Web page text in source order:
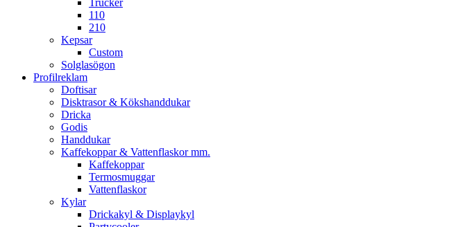
Trucker
110
210
Kepsar
Custom
Solglasögon
Profilreklam
Doftisar
Disktrasor & Kökshanddukar
Dricka
Godis
Handdukar
Kaffekoppar & Vattenflaskor mm.
Kaffekoppar
Termosmuggar
Vattenflaskor
Kylar
Drickakyl & Displaykyl